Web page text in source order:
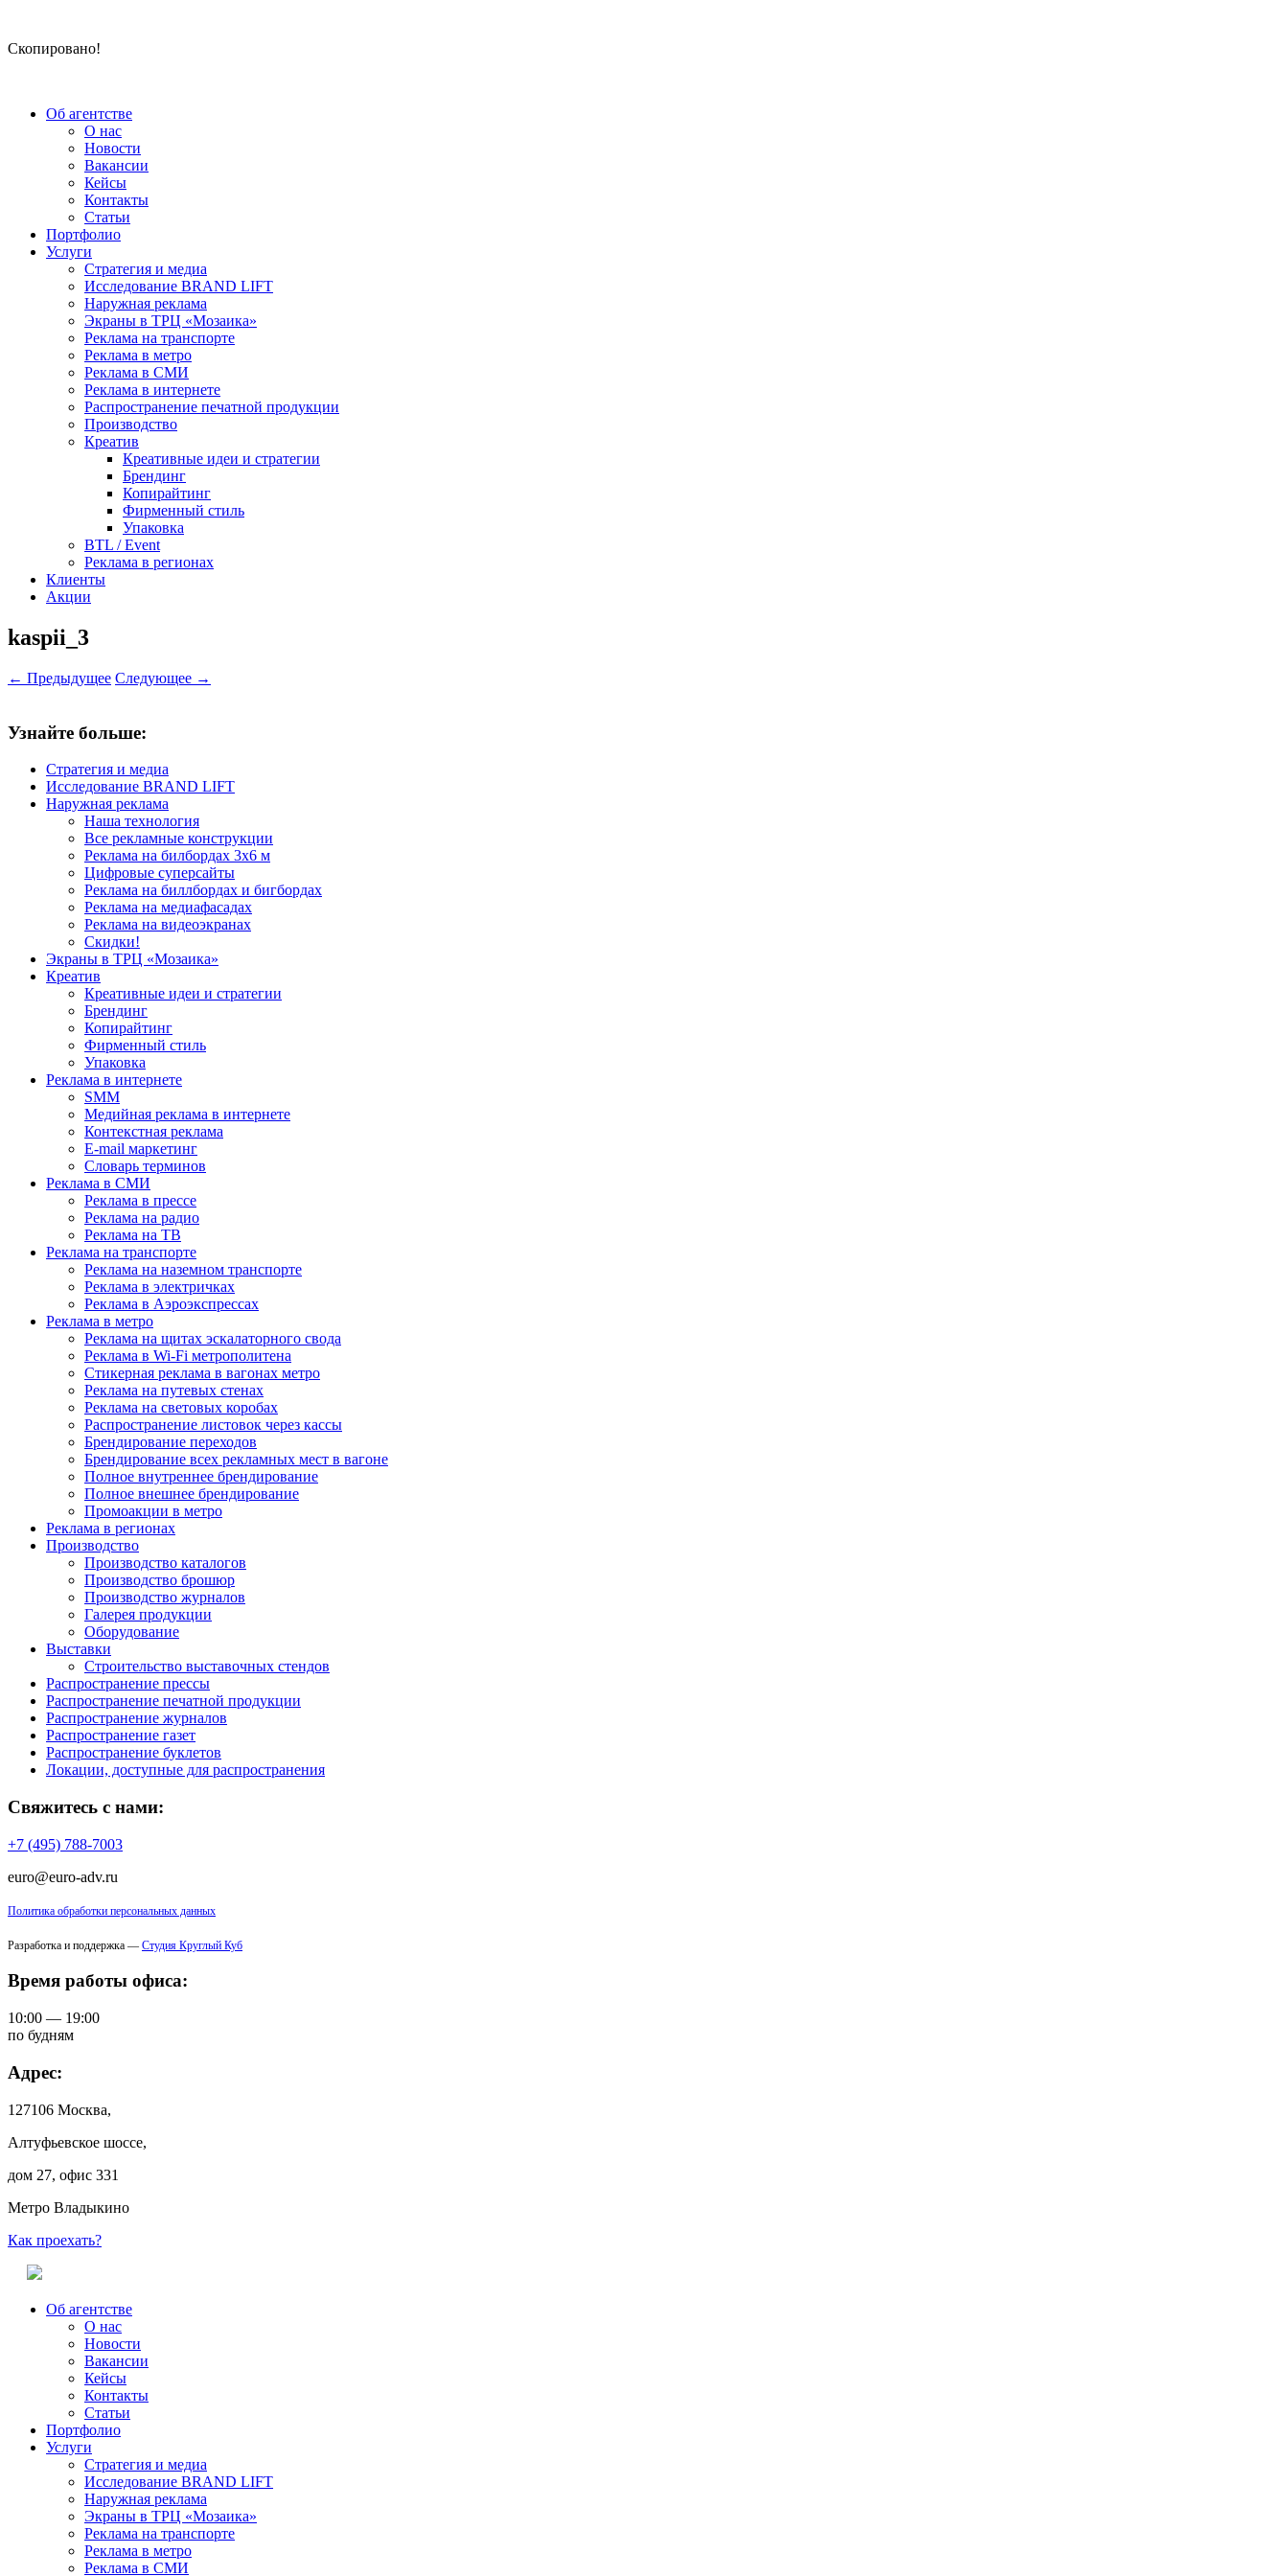
Скопировано!
Об агентстве
О нас
Новости
Вакансии
Кейсы
Контакты
Статьи
Портфолио
Услуги
Стратегия и медиа
Исследование BRAND LIFT
Наружная реклама
Экраны в ТРЦ «Мозаика»
Реклама на транспорте
Реклама в метро
Реклама в СМИ
Реклама в интернете
Распространение печатной продукции
Производство
Креатив
Креативные идеи и стратегии
Брендинг
Копирайтинг
Фирменный стиль
Упаковка
BTL / Event
Реклама в регионах
Клиенты
Акции
kaspii_3
← Предыдущее Следующее →
Узнайте больше:
Стратегия и медиа
Исследование BRAND LIFT
Наружная реклама
Наша технология
Все рекламные конструкции
Реклама на билбордах 3х6 м
Цифровые суперсайты
Реклама на биллбордах и бигбордах
Реклама на медиафасадах
Реклама на видеоэкранах
Скидки!
Экраны в ТРЦ «Мозаика»
Креатив
Креативные идеи и стратегии
Брендинг
Копирайтинг
Фирменный стиль
Упаковка
Реклама в интернете
SMM
Медийная реклама в интернете
Контекстная реклама
E-mail маркетинг
Словарь терминов
Реклама в СМИ
Реклама в прессе
Реклама на радио
Реклама на ТВ
Реклама на транспорте
Реклама на наземном транспорте
Реклама в электричках
Реклама в Аэроэкспрессах
Реклама в метро
Реклама на щитах эскалаторного свода
Реклама в Wi-Fi метрополитена
Стикерная реклама в вагонах метро
Реклама на путевых стенах
Реклама на световых коробах
Распространение листовок через кассы
Брендирование переходов
Брендирование всех рекламных мест в вагоне
Полное внутреннее брендирование
Полное внешнее брендирование
Промоакции в метро
Реклама в регионах
Производство
Производство каталогов
Производство брошюр
Производство журналов
Галерея продукции
Оборудование
Выставки
Строительство выставочных стендов
Распространение прессы
Распространение печатной продукции
Распространение журналов
Распространение газет
Распространение буклетов
Локации, доступные для распространения
Свяжитесь с нами:
+7 (495) 788-7003
euro@euro-adv.ru
Политика обработки персональных данных
Разработка и поддержка — Студия Круглый Куб
Время работы офиса:
10:00 — 19:00
по будням
Адрес:
127106 Москва,
Алтуфьевское шоссе,
дом 27, офис 331
Метро Владыкино
Как проехать?
Об агентстве
О нас
Новости
Вакансии
Кейсы
Контакты
Статьи
Портфолио
Услуги
Стратегия и медиа
Исследование BRAND LIFT
Наружная реклама
Экраны в ТРЦ «Мозаика»
Реклама на транспорте
Реклама в метро
Реклама в СМИ